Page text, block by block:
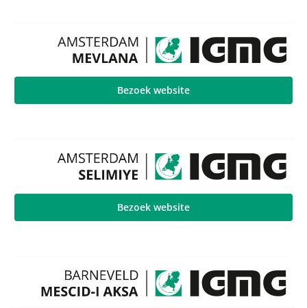
Bezoek website
Bezoek website